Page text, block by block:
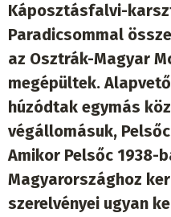
Káposztásfalvi-
Paradicsommal
az Osztrák-Magyar
megépültek.
húzódtak egymás
végállomásuk,
Amikor Pelsőc 1938-
Magyarországhoz
szerelvényei ugyan